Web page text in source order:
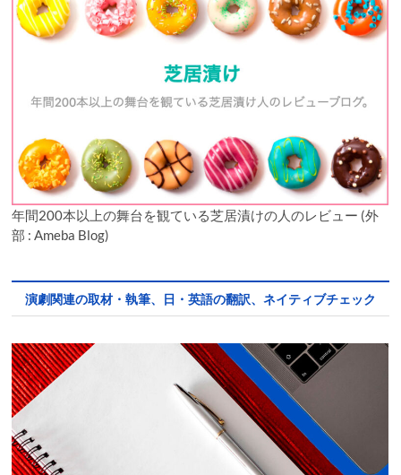
年間200本以上の舞台を観ている芝居漬けの人のレビュー (外
部 : Ameba Blog)
演劇関連の取材・執筆、日・英語の翻訳、ネイティブチェック